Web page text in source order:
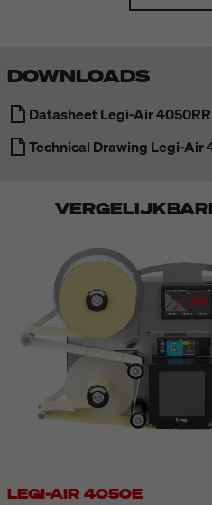
DOWNLOADS
Datasheet Legi-Air 4050RR
Technical Drawing Legi-Air
LEGI-AIR 4050E